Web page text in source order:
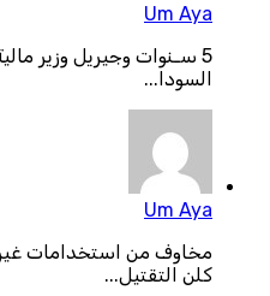
Um Aya
السودا...
Um Aya
مخاوف من استخدامات
كلن التقتيل...